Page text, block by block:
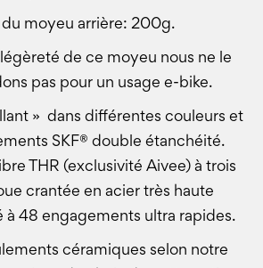
du moyeu arrière: 200g.
de ce moyeu nous ne le
pas pour un usage e-bike.
» dans différentes couleurs et
SKF® double étanchéité.
THR (exclusivité Aivee) à trois
crantée en acier très haute
à 48 engagements ultra rapides.
céramiques selon notre